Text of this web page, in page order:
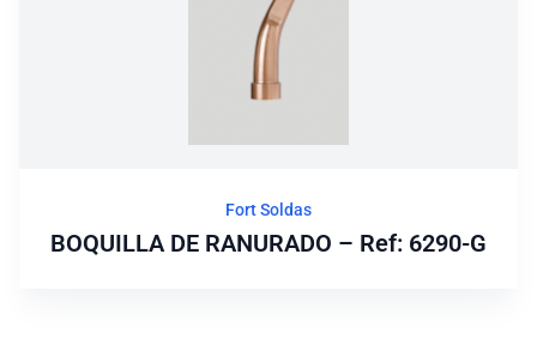
Fort Soldas
BOQUILLA DE RANURADO – Ref: 6290-G